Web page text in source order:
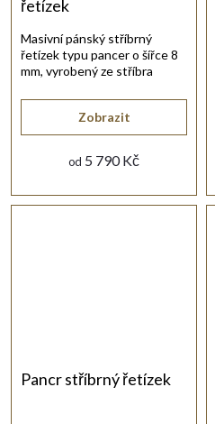
řetízek
od 5 790 Kč
Zobrazit
Masivní pánský stříbrný
řetízek typu pancer o šířce 8
mm, vyrobený ze stříbra
rhodiovanou úpravou.
Pancr stříbrný řetízek